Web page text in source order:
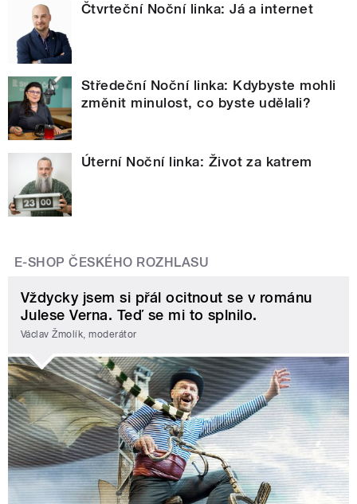
Čtvrteční Noční linka: Já a internet
Středeční Noční linka: Kdybyste mohli
změnit minulost, co byste udělali?
Úterní Noční linka: Život za katrem
E-SHOP ČESKÉHO ROZHLASU
Vždycky jsem si přál ocitnout se v románu
Julese Verna. Teď se mi to splnilo.
Václav Žmolík, moderátor